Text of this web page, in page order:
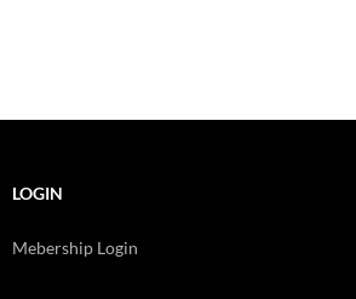
LOGIN
Mebership Login